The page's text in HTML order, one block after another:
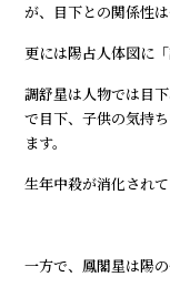
が、目下との関係性は
更には陽占人体図に
調舒星は人物では目
で目下、子供の気持
ます。
生年中殺が消化され
一方で、鳳閣星は陽